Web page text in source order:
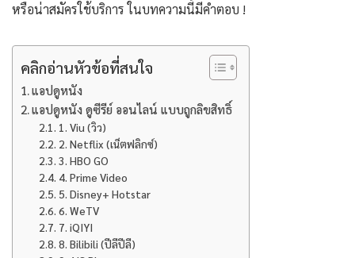
หรือน่าสมัครใช้บริการ ในบทความนี้มีคำตอบ !
คลิกอ่านหัวข้อที่สนใจ
แอปดูหนัง
แอปดูหนัง ดูซีรีย์ ออนไลน์ แบบถูกลิขสิทธิ์
1. Viu (วิว)
2. Netflix (เน็ตฟลิกซ์)
3. HBO GO
4. Prime Video
5. Disney+ Hotstar
6. WeTV
7. iQIYI
8. Bilibili (ปีลีปีลี)